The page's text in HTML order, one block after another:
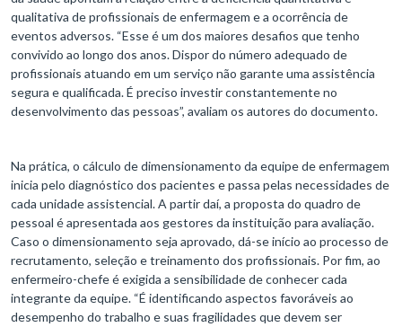
qualitativa de profissionais de enfermagem e a ocorrência de
eventos adversos. “Esse é um dos maiores desafios que tenho
convivido ao longo dos anos. Dispor do número adequado de
profissionais atuando em um serviço não garante uma assistência
segura e qualificada. É preciso investir constantemente no
desenvolvimento das pessoas”, avaliam os autores do documento.
Na prática, o cálculo de dimensionamento da equipe de enfermagem
inicia pelo diagnóstico dos pacientes e passa pelas necessidades de
cada unidade assistencial. A partir daí, a proposta do quadro de
pessoal é apresentada aos gestores da instituição para avaliação.
Caso o dimensionamento seja aprovado, dá-se início ao processo de
recrutamento, seleção e treinamento dos profissionais. Por fim, ao
enfermeiro-chefe é exigida a sensibilidade de conhecer cada
integrante da equipe. “É identificando aspectos favoráveis ao
desempenho do trabalho e suas fragilidades que devem ser